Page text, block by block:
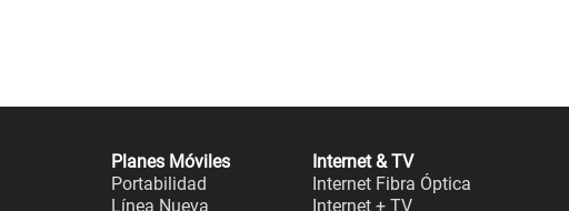
Planes Móviles
Portabilidad
Línea Nueva
Internet & TV
Internet Fibra Óptica
Internet + TV